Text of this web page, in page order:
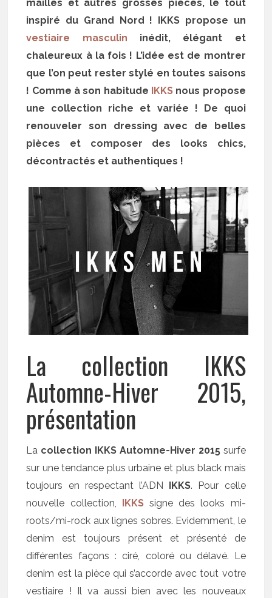
mailles et autres grosses pièces, le tout
inspiré du Grand Nord ! IKKS propose un
vestiaire masculin inédit, élégant et
chaleureux à la fois ! L’idée est de montrer
que l’on peut rester stylé en toutes saisons
! Comme à son habitude IKKSnous propose
une collection riche et variée ! De quoi
renouveler son dressing avec de belles
pièces et composer des looks chics,
décontractés et authentiques !
La collection IKKS
Automne-Hiver 2015,
présentation
La collection IKKS Automne-Hiver 2015surfe
sur une tendance plus urbaine et plus black mais
toujours en respectant l’ADN
IKKS. Pour celle
nouvelle collection,
IKKSsigne des looks mi-
roots/mi-rock aux lignes sobres. Evidemment, le
denim est toujours présent et présenté de
différentes façons : ciré, coloré ou délavé. Le
denim est la pièce qui s’accorde avec tout votre
vestiaire ! Il va aussi bien avec les nouveaux